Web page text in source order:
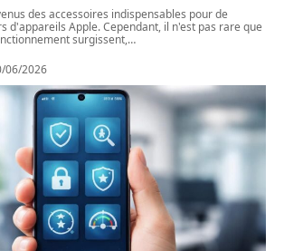
des accessoires indispensables pour de
d'appareils Apple. Cependant, il n'est pas rare que
surgissent,…
06/2026